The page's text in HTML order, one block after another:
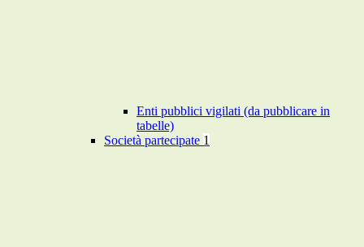
Enti pubblici vigilati (da pubblicare in
tabelle)
Società partecipate 1